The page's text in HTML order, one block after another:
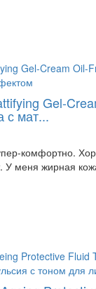
Gel-
с мат...
комфортно.
меня жирная